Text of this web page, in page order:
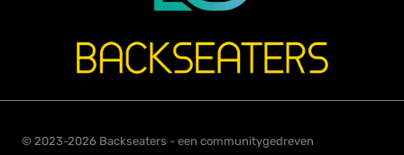
© 2023-2026 Backseaters - een communitygedreven